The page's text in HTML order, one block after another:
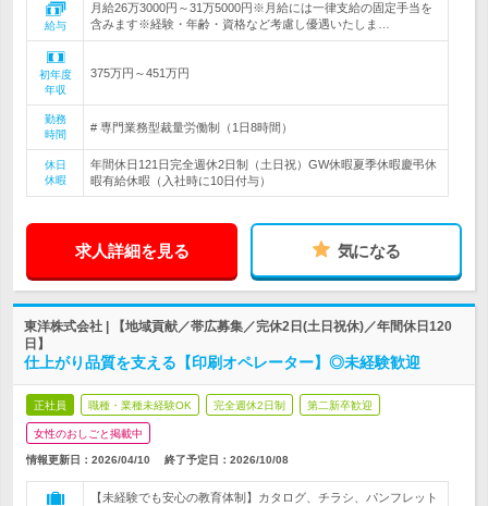
給与
月給26万3000円～31万5000円※月給には一律支給の固定手当を
含みます※経験・年齢・資格など考慮し優遇いたしま…
初年度
年収
375万円～451万円
勤務
時間
# 専門業務型裁量労働制（1日8時間）
休日
休暇
年間休日121日完全週休2日制（土日祝）GW休暇夏季休暇慶弔休
暇有給休暇（入社時に10日付与）
求人詳細を見る 気になる
東洋株式会社 | 【地域貢献／帯広募集／完休2日(土日祝休)／年間休日120
日】
仕上がり品質を支える【印刷オペレーター】◎未経験歓迎
正社員 職種・業種未経験OK 完全週休2日制 第二新卒歓迎
女性のおしごと掲載中
情報更新日：2026/04/10 終了予定日： 2026/10/08
【未経験でも安心の教育体制】カタログ、チラシ、パンフレット